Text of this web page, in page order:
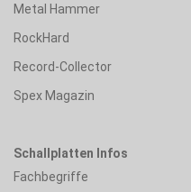
Metal Hammer
RockHard
Record-Collector
Spex Magazin
Schallplatten Infos
Fachbegriffe